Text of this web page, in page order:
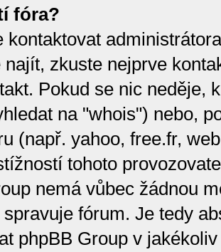
fóra?
kontaktovat
najít, zkuste nejprve
Pokud se nic neděje,
na "whois") nebo,
(např. yahoo, free.fr,
tohoto
nemá vůbec žádnou
spravuje fórum. Je tedy
phpBB Group v